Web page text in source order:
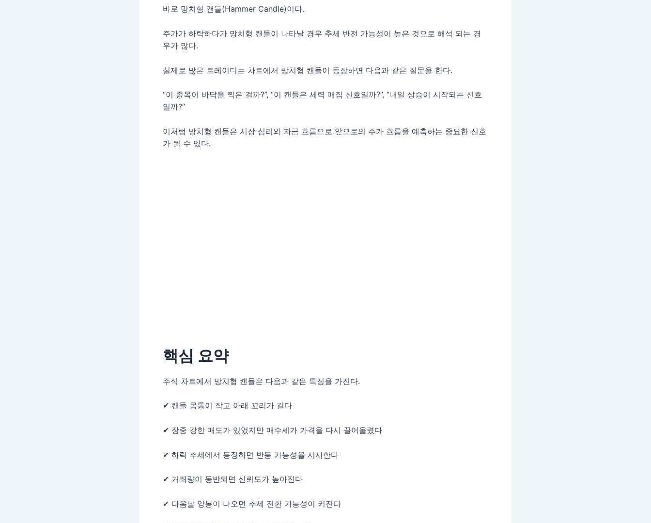
바로 망치형 캔들(Hammer Candle)이다.
주가가 하락하다가 망치형 캔들이 나타날 경우 추세 반전 가능성이 높은 것으로 해석 되는 경
우가 많다.
실제로 많은 트레이더는 차트에서 망치형 캔들이 등장하면 다음과 같은 질문을 한다.
“이 종목이 바닥을 찍은 걸까?”, “이 캔들은 세력 매집 신호일까?”, “내일 상승이 시작되는 신호
일까?”
이처럼 망치형 캔들은 시장 심리와 자금 흐름으로 앞으로의 주가 흐름을 예측하는 중요한 신호
가 될 수 있다.
핵심 요약
주식 차트에서 망치형 캔들은 다음과 같은 특징을 가진다.
✔ 캔들 몸통이 작고 아래 꼬리가 길다
✔ 장중 강한 매도가 있었지만 매수세가 가격을 다시 끌어올렸다
✔ 하락 추세에서 등장하면 반등 가능성을 시사한다
✔ 거래량이 동반되면 신뢰도가 높아진다
✔ 다음날 양봉이 나오면 추세 전환 가능성이 커진다